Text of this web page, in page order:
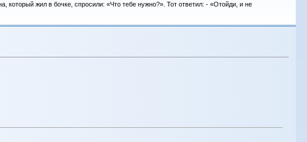
жил в бочке, спросили: «Что тебе нужно?». Тот ответил: - «Отойди, и не